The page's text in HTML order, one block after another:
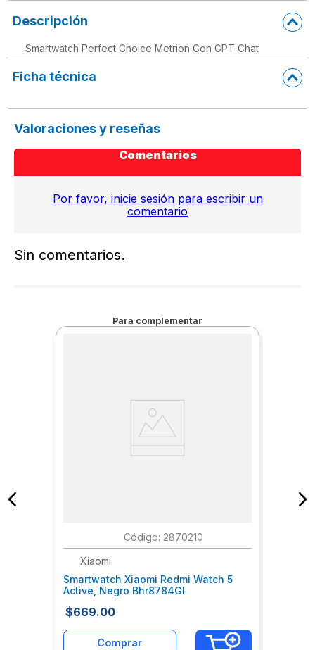
Descripción
Smartwatch Perfect Choice Metrion Con GPT Chat
Ficha técnica
Valoraciones y reseñas
Comentarios
Por favor, inicie sesión para escribir un
comentario
Sin comentarios.
Para complementar
: 2870210
Xiaomi
Smartwatch Xiaomi Redmi Watch 5
Active, Negro Bhr8784Gl
$669.00
Comprar